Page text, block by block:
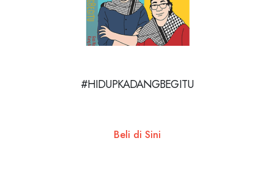
#HIDUPKADANGBEGITU
Beli di Sini